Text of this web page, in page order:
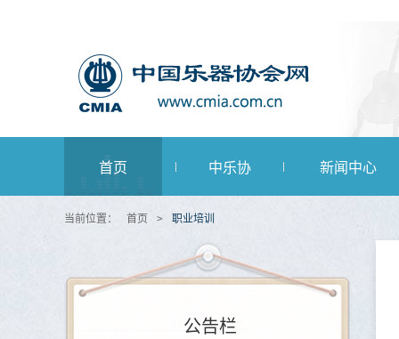
首页 中乐协 新闻中心
当前位置： 首页 > 职业培训
公告栏